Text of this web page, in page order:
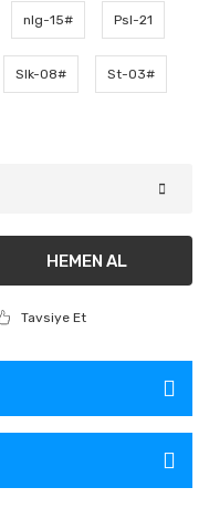
nlg-15# Psl-21
Slk-08# St-03#
HEMEN AL
Tavsiye Et